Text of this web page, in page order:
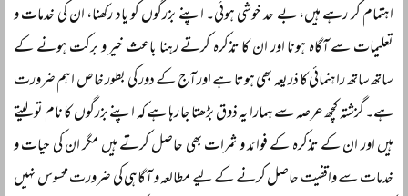
اہتمام کر رہے ہیں، بے حد خوشی ہوئی۔ اپنے بزرگوں کو یاد رکھنا، ان کی خدمات و
تعلیمات سے آگاہ ہونا اور ان کا تذکرہ کرتے رہنا باعث خیر و برکت ہونے کے
ساتھ ساتھ راہنمائی کا ذریعہ بھی ہوتا ہے اور آج کے دور کی بطور خاص اہم ضرورت
ہے۔ گزشتہ کچھ عرصہ سے ہمارا یہ ذوق بڑھتا جا رہا ہے کہ اپنے بزرگوں کا نام تو لیتے
ہیں اور ان کے تذکرہ کے فوائد و ثمرات بھی حاصل کرتے ہیں مگر ان کی حیات و
خدمات سے واقفیت حاصل کرنے کے لیے مطالعہ و آگاہی کی ضرورت محسوس نہیں